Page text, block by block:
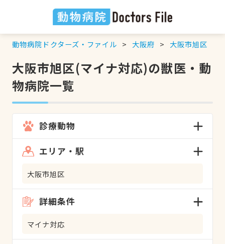
動物病院ドクターズ・ファイル 大阪府 大阪市旭区
大阪市旭区(マイナ対応)の獣医・動
物病院一覧
診療動物
エリア・駅
大阪市旭区
詳細条件
マイナ対応